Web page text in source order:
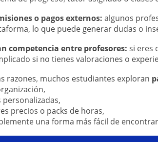
o pagos externos: algunos
lo que puede generar dudas o
competencia entre profesores: si eres
si no tienes valoraciones o
razones, muchos estudiantes exploran
personalizadas,
precios o packs de horas,
una forma más fácil de